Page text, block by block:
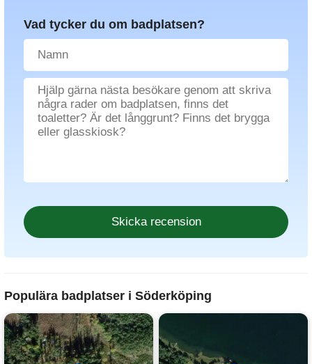
Vad tycker du om badplatsen?
Populära badplatser i Söderköping